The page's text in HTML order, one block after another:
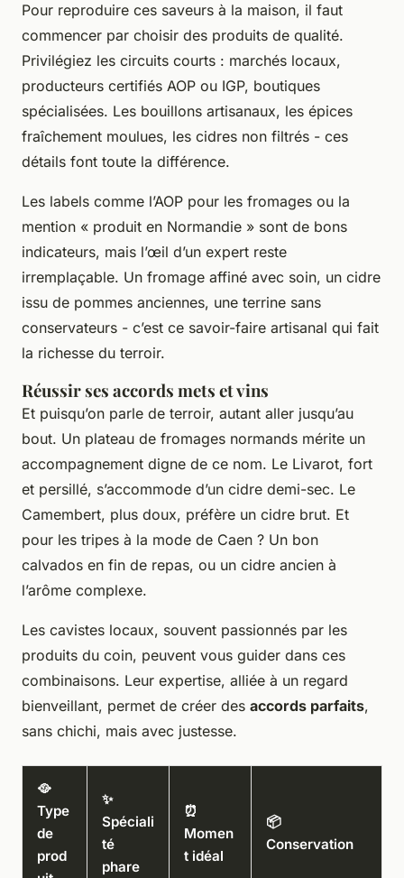
Pour reproduire ces saveurs à la maison, il faut
commencer par choisir des produits de qualité.
Privilégiez les circuits courts : marchés locaux,
producteurs certifiés AOP ou IGP, boutiques
spécialisées. Les bouillons artisanaux, les épices
fraîchement moulues, les cidres non filtrés - ces
détails font toute la différence.
Les labels comme l’AOP pour les fromages ou la
mention « produit en Normandie » sont de bons
indicateurs, mais l’œil d’un expert reste
irremplaçable. Un fromage affiné avec soin, un cidre
issu de pommes anciennes, une terrine sans
conservateurs - c’est ce savoir-faire artisanal qui fait
la richesse du terroir.
Réussir ses accords mets et vins
Et puisqu’on parle de terroir, autant aller jusqu’au
bout. Un plateau de fromages normands mérite un
accompagnement digne de ce nom. Le Livarot, fort
et persillé, s’accommode d’un cidre demi-sec. Le
Camembert, plus doux, préfère un cidre brut. Et
pour les tripes à la mode de Caen ? Un bon
calvados en fin de repas, ou un cidre ancien à
l’arôme complexe.
Les cavistes locaux, souvent passionnés par les
produits du coin, peuvent vous guider dans ces
combinaisons. Leur expertise, alliée à un regard
bienveillant, permet de créer des accords parfaits,
sans chichi, mais avec justesse.
🥘
Type
de
prod
✨
Spéciali
té
phare
⏰
Momen
t idéal
📦
Conservation